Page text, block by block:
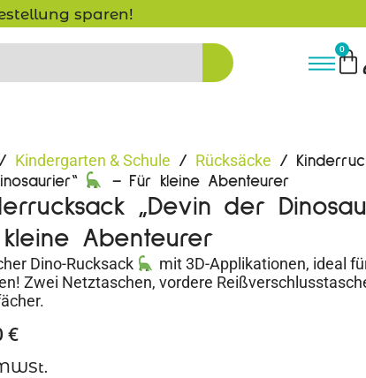
Rabatt - NEUKUNDE15
0
Kindergarten & Schule / Rücksäcke /
– Für kleine Abenteurer
„Devin der
kleine Abenteurer
Dino-Rucksack
mit 3D-Applikationen, ideal
Zwei Netztaschen, vordere
€